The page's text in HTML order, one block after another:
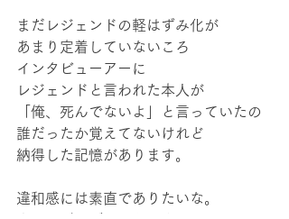
まだレジェンドの軽はずみ化が
あまり定着していないころ
インタビューアーに
レジェンドと言われた本人が
「俺、死んでないよ」と言っていたの
誰だったか覚えてないけれど
納得した記憶があります。
違和感には素直でありたいな。